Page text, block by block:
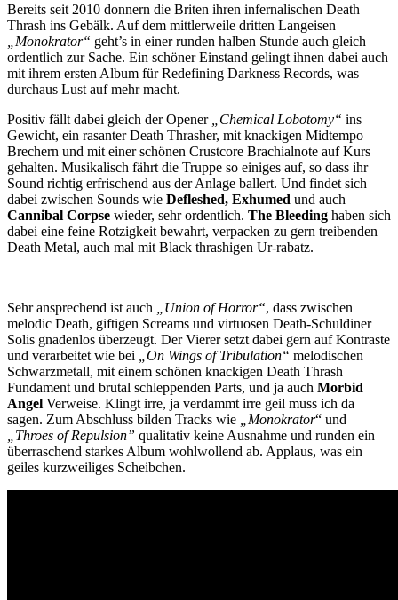
Bereits seit 2010 donnern die Briten ihren infernalischen Death
Thrash ins Gebälk. Auf dem mittlerweile dritten Langeisen
„Monokrator“ geht’s in einer runden halben Stunde auch gleich
ordentlich zur Sache. Ein schöner Einstand gelingt ihnen dabei auch
mit ihrem ersten Album für Redefining Darkness Records, was
durchaus Lust auf mehr macht.
Positiv fällt dabei gleich der Opener
„Chemical Lobotomy“ ins
Gewicht, ein rasanter Death Thrasher, mit knackigen Midtempo
Brechern und mit einer schönen Crustcore Brachialnote auf Kurs
gehalten. Musikalisch fährt die Truppe so einiges auf, so dass ihr
Sound richtig erfrischend aus der Anlage ballert. Und findet sich
dabei zwischen Sounds wie Defleshed, Exhumed und auch
Cannibal Corpse wieder, sehr ordentlich. The Bleeding haben sich
dabei eine feine Rotzigkeit bewahrt, verpacken zu gern treibenden
Death Metal, auch mal mit Black thrashigen Ur-rabatz.
Sehr ansprechend ist auch „Union of Horror“, dass zwischen
melodic Death, giftigen Screams und virtuosen Death-Schuldiner
Solis gnadenlos überzeugt. Der Vierer setzt dabei gern auf Kontraste
und verarbeitet wie bei
„On Wings of Tribulation“ melodischen
Schwarzmetall, mit einem schönen knackigen Death Thrash
Fundament und brutal schleppenden Parts, und ja auch Morbid
Angel Verweise. Klingt irre, ja verdammt irre geil muss ich da
sagen. Zum Abschluss bilden Tracks wie
„Monokrator“ und
„Throes of Repulsion” qualitativ keine Ausnahme und runden ein
überraschend starkes Album wohlwollend ab. Applaus, was ein
geiles kurzweiliges Scheibchen.